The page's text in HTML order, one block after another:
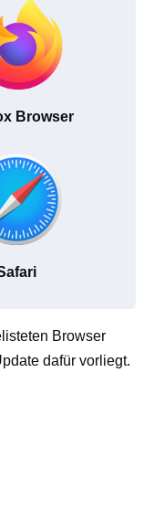
Browser
Browser
dafür vorliegt.